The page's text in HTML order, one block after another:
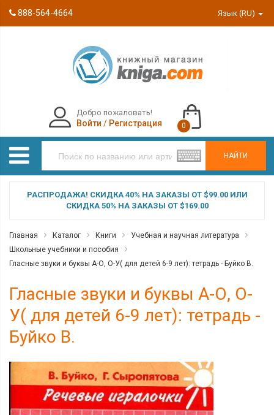
888-564-4664 Язык (RU)
НАЙТИ
Добро пожаловать!
Войти / Регистрация 0
РАСПРОДАЖА! СКИДКА 40% НА ЗАКАЗЫ ОТ $99.00 ИЛИ
СКИДКА 50% НА ЗАКАЗЫ ОТ $169.00
Главная Каталог Книги
Учебная и научная литература
Школьные учебники и пособия
Гласные звуки и буквы А-О, О-У( для детей 6-9 лет): тетрадь - Буйко В.
Гласные звуки и буквы А-О, О-
У( для детей 6-9 лет): тетрадь -
Буйко В.